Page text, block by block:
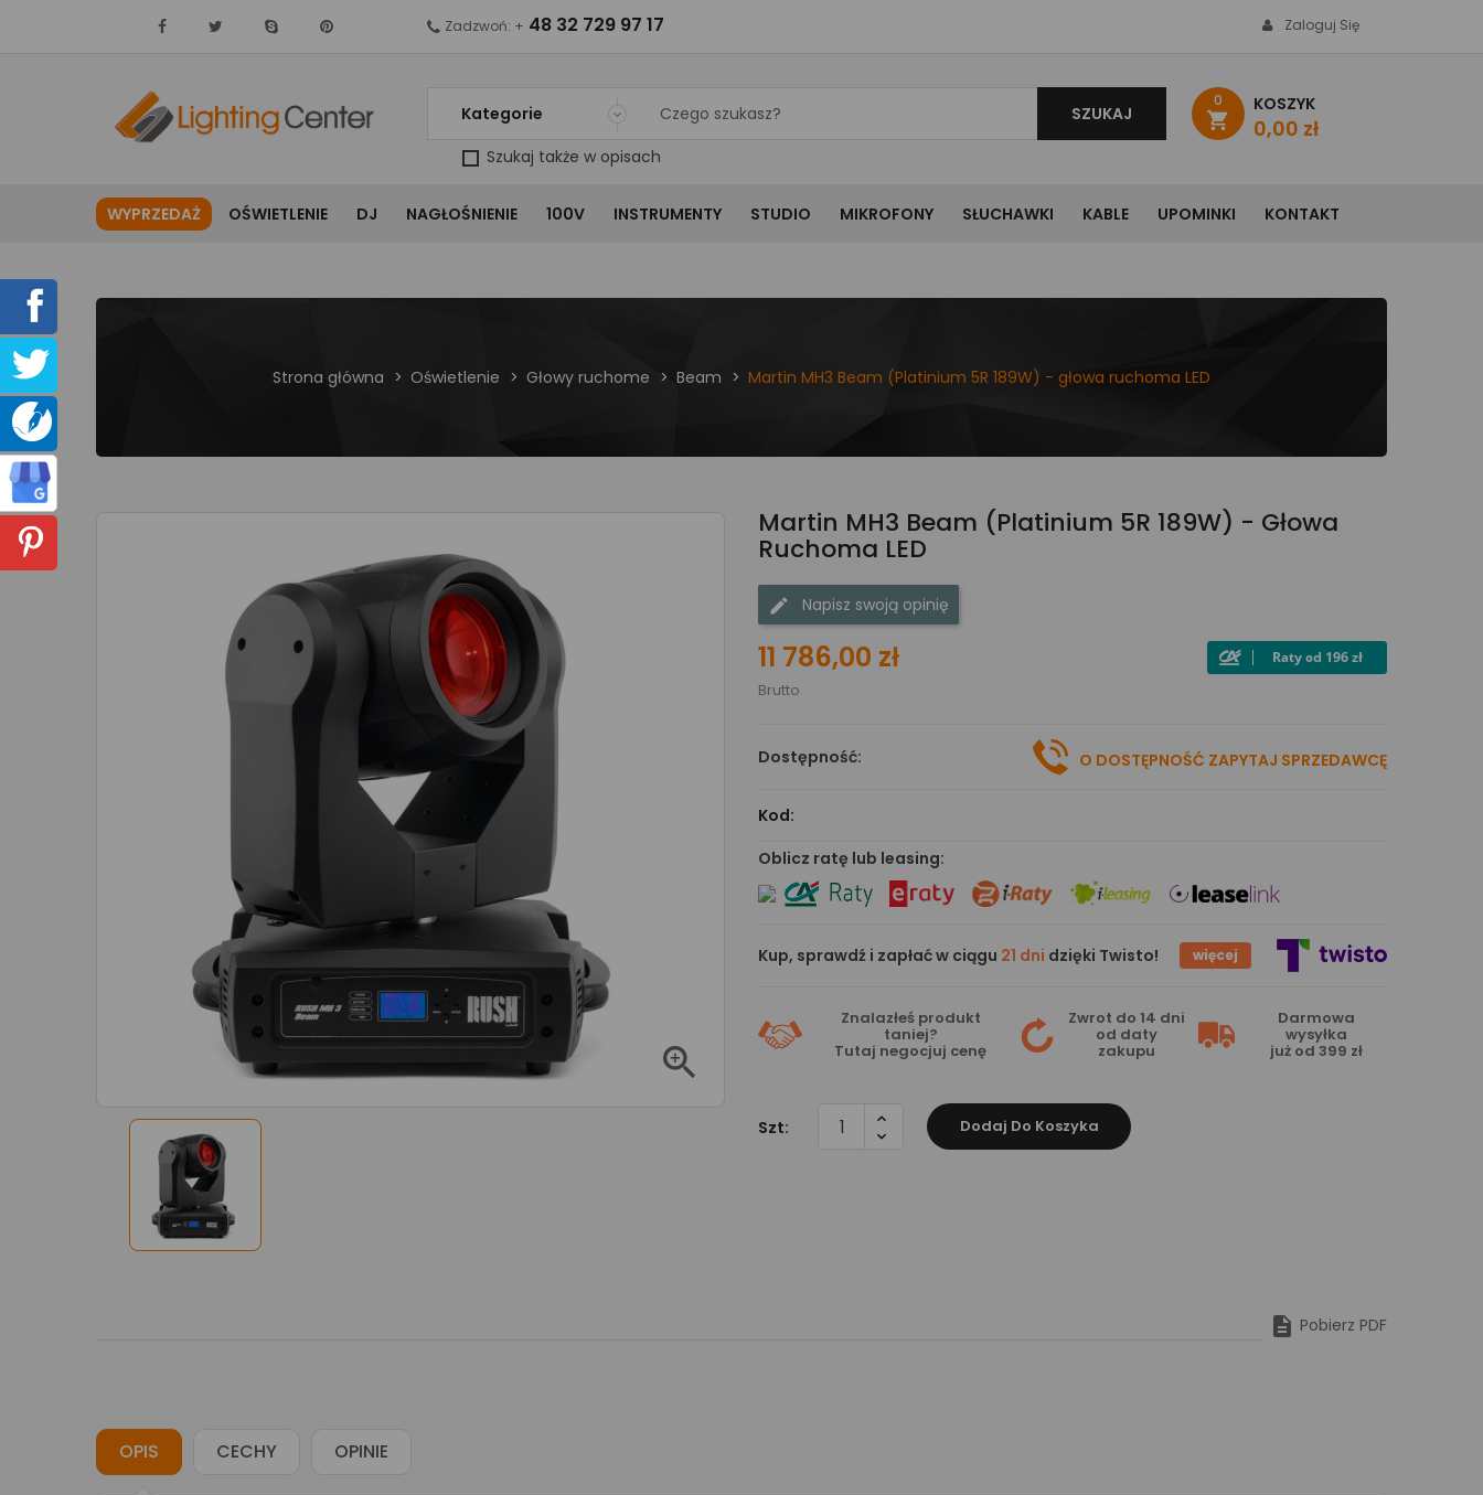
Kategorie
SZUKAJ
Szukaj także w opisach
0
shopping_cart
KOSZYK
0,00 zł
Zadzwoń: + 48 32 729 97 17 Zaloguj Się
WYPRZEDAŻ OŚWIETLENIE DJ NAGŁOŚNIENIE 100V INSTRUMENTY STUDIO MIKROFONY SŁUCHAWKI KABLE UPOMINKI KONTAKT
Strona główna Oświetlenie Głowy ruchome Beam Martin MH3 Beam (Platinium 5R 189W) - głowa ruchoma LED

Martin MH3 Beam (Platinium 5R 189W) - Głowa
Ruchoma LED
Napisz swoją opinię
11 786,00 zł
Brutto
Dostępność: O DOSTĘPNOŚĆ ZAPYTAJ SPRZEDAWCĘ
Kod:
Oblicz ratę lub leasing:
Kup, sprawdź i zapłać w ciągu 21 dni dzięki Twisto! więcej
Znalazłeś produkt
taniej?
Tutaj negocjuj cenę
Zwrot do 14 dni
od daty
zakupu
Darmowa
wysyłka
już od 399 zł
Szt: Dodaj Do Koszyka
 Pobierz PDF
OPIS CECHY OPINIE